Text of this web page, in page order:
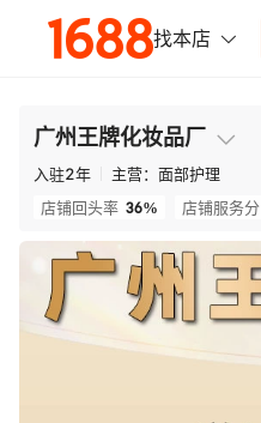
广州王牌化妆品厂
入驻2年 主营： 面部护理
店铺回头率 36% 店铺服务分